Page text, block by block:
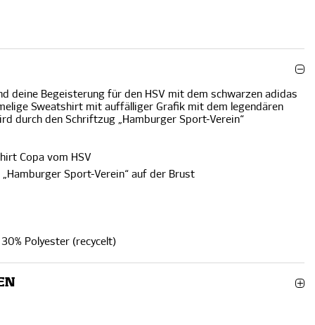
deine Begeisterung für den HSV mit dem schwarzen adidas
Sweatshirt mit auffälliger Grafik mit dem legendären
durch den Schriftzug „Hamburger Sport-Verein“
Copa vom HSV
„Hamburger Sport-Verein“ auf der Brust
Polyester (recycelt)